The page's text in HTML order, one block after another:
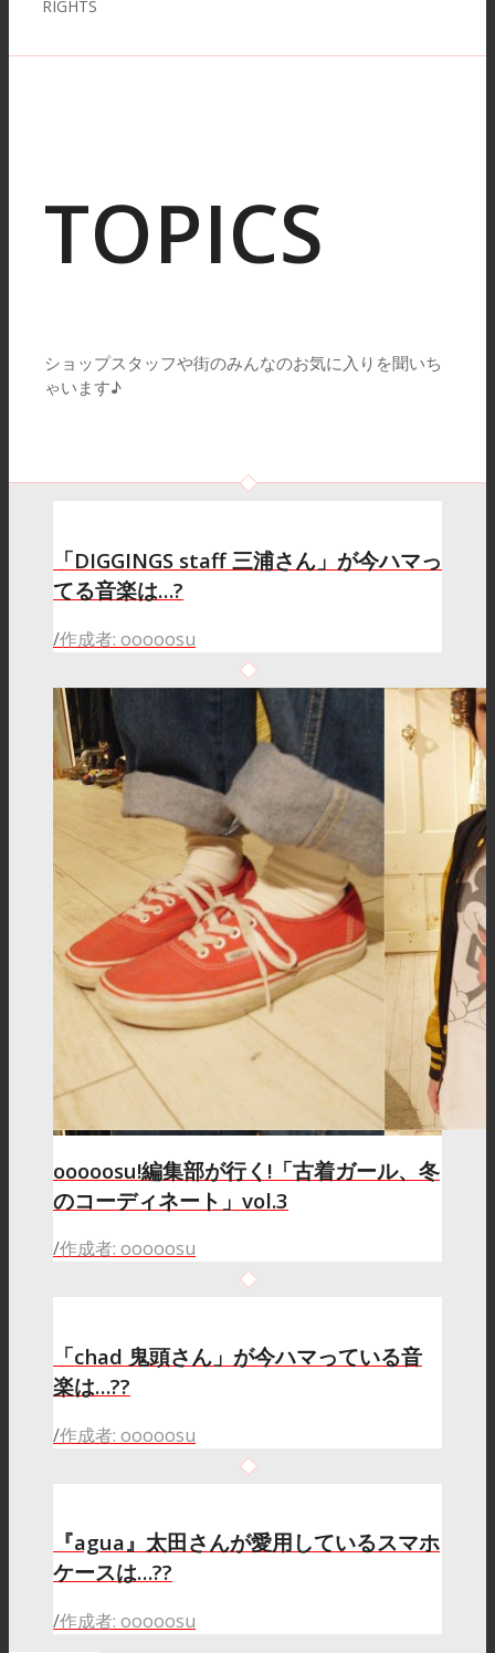
RIGHTS
TOPICS
ショップスタッフや街のみんなのお気に入りを聞いち
ゃいます♪
「DIGGINGS staff 三浦さん」が今ハマっ
てる音楽は…?
/作成者: ooooosu
ooooosu!編集部が行く!「古着ガール、冬
のコーディネート」vol.3
/作成者: ooooosu
「chad 鬼頭さん」が今ハマっている音
楽は…??
/作成者: ooooosu
『agua』太田さんが愛用しているスマホ
ケースは…??
/作成者: ooooosu